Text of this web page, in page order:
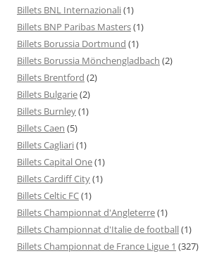
Billets BNL Internazionali(1)
Billets BNP Paribas Masters(1)
Billets Borussia Dortmund (1)
Billets Borussia Mönchengladbach (2)
Billets Brentford (2)
Billets Bulgarie(2)
Billets Burnley(1)
Billets Caen (5)
Billets Cagliari(1)
Billets Capital One(1)
Billets Cardiff City(1)
Billets Celtic FC(1)
Billets Championnat d'Angleterre(1)
Billets Championnat d'Italie de football(1)
Billets Championnat de France Ligue 1 (327)